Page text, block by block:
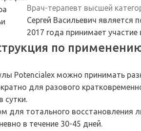
Врач-терапевт высшей
Сергей Васильевич
2017 года принимает
по
Potencialex можно принимать
для разового
сутки.
для тотального восстановления
в течение 30-45 дней.